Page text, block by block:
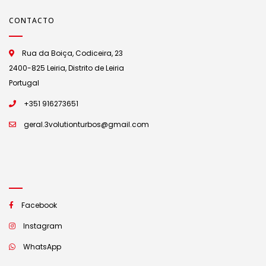
CONTACTO
Rua da Boiça, Codiceira, 23
2400-825 Leiria, Distrito de Leiria
Portugal
+351 916273651
geral.3volutionturbos@gmail.com
Facebook
Instagram
WhatsApp